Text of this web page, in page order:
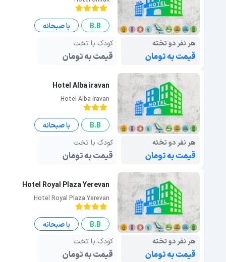
B.B
با صبحانه
هر نفر دو تخته
قیمت به تومان
کودک با تخت
قیمت به تومان
Hotel Alba iravan
Hotel Alba iravan
B.B
با صبحانه
هر نفر دو تخته
قیمت به تومان
کودک با تخت
قیمت به تومان
Hotel Royal Plaza Yerevan
Hotel Royal Plaza Yerevan
B.B
با صبحانه
هر نفر دو تخته
قیمت به تومان
کودک با تخت
قیمت به تومان